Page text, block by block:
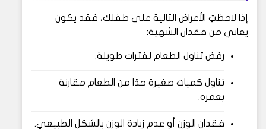
إذا لاحظتِ الأعراض التالية على طفلك، فقد يكون
يعاني من فقدان الشهية:
رفض تناول الطعام لفترات طويلة.
تناول كميات صغيرة جدًا من الطعام مقارنة
بعمره.
فقدان الوزن أو عدم زيادة الوزن بالشكل الطبيعي.